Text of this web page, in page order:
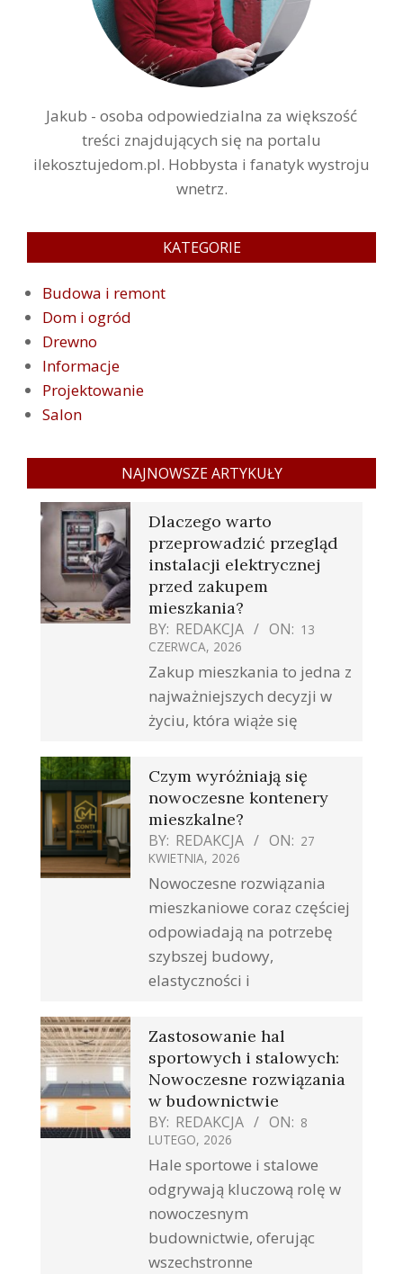
Jakub - osoba odpowiedzialna za większość
treści znajdujących się na portalu
ilekosztujedom.pl. Hobbysta i fanatyk wystroju
wnetrz.
KATEGORIE
Budowa i remont
Dom i ogród
Drewno
Informacje
Projektowanie
Salon
NAJNOWSZE ARTYKUŁY
Dlaczego warto
przeprowadzić przegląd
instalacji elektrycznej
przed zakupem
mieszkania?
BY: REDAKCJA ON: 13
CZERWCA, 2026
Zakup mieszkania to jedna z
najważniejszych decyzji w
życiu, która wiąże się
Czym wyróżniają się
nowoczesne kontenery
mieszkalne?
BY: REDAKCJA ON: 27
KWIETNIA, 2026
Nowoczesne rozwiązania
mieszkaniowe coraz częściej
odpowiadają na potrzebę
szybszej budowy,
elastyczności i
Zastosowanie hal
sportowych i stalowych:
Nowoczesne rozwiązania
w budownictwie
BY: REDAKCJA ON: 8
LUTEGO, 2026
Hale sportowe i stalowe
odgrywają kluczową rolę w
nowoczesnym
budownictwie, oferując
wszechstronne